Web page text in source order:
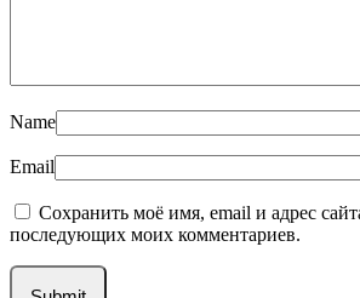
Name
Email
Сохранить моё имя, email и адрес
последующих моих комментариев.